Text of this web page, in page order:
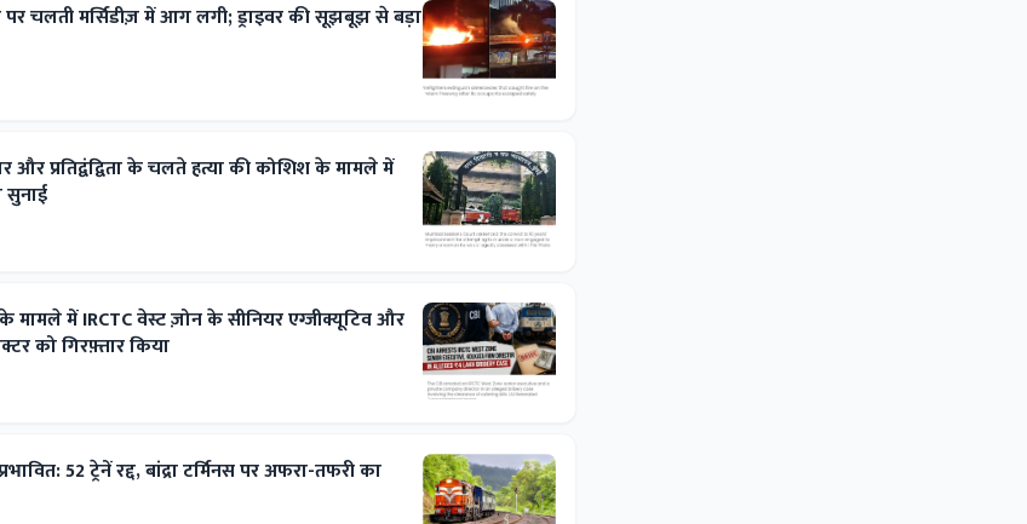
पर चलती मर्सिडीज़ में आग लगी; ड्राइवर की सूझबूझ से बड़ा
और प्रतिद्वंद्विता के चलते हत्या की कोशिश के मामले में
मामले में IRCTC वेस्ट ज़ोन के सीनियर एग्जीक्यूटिव और
को गिरफ़्तार किया
52 ट्रेनें रद्द, बांद्रा टर्मिनस पर अफरा-तफरी का